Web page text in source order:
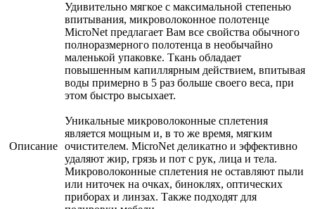
Описание
Удивительно мягкое с максимальной степенью
впитывания, микроволоконное полотенце
MicroNet предлагает Вам все свойства обычного
полноразмерного полотенца в необычайно
маленькой упаковке. Ткань обладает
повышенным капиллярным действием, впитывая
воды примерно в 5 раз больше своего веса, при
этом быстро высыхает.
Уникальные микроволоконные сплетения
является мощным и, в то же время, мягким
очистителем. MicroNet деликатно и эффективно
удаляют жир, грязь и пот с рук, лица и тела.
Микроволоконные сплетения не оставляют пыли
или ниточек на очках, биноклях, оптических
приборах и линзах. Также подходят для